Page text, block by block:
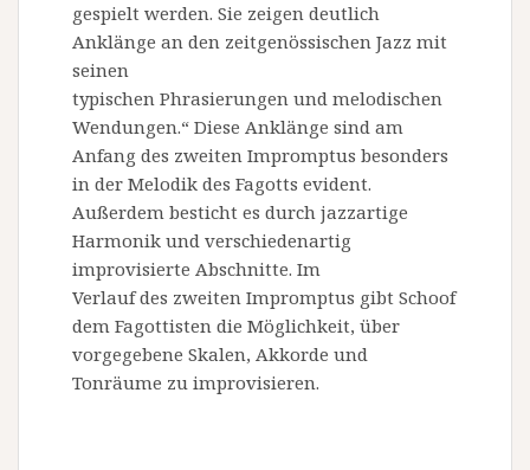
gespielt werden. Sie zeigen deutlich
Anklänge an den zeitgenössischen Jazz mit
seinen
typischen Phrasierungen und melodischen
Wendungen.“ Diese Anklänge sind am
Anfang des zweiten Impromptus besonders
in der Melodik des Fagotts evident.
Außerdem besticht es durch jazzartige
Harmonik und verschiedenartig
improvisierte Abschnitte. Im
Verlauf des zweiten Impromptus gibt Schoof
dem Fagottisten die Möglichkeit, über
vorgegebene Skalen, Akkorde und
Tonräume zu improvisieren.